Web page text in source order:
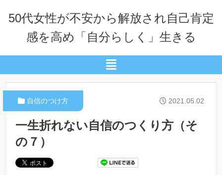
50代女性が不安から解放され自己肯定
感を高め「自分らしく」生きる
2021.05.02
自信のつけ方
一生折れない自信のつくり方（そ
の７）